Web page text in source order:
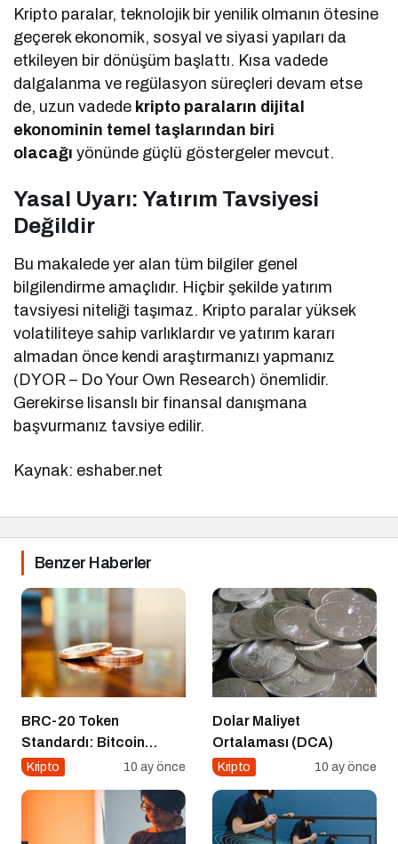
Kripto paralar, teknolojik bir yenilik olmanın ötesine
geçerek ekonomik, sosyal ve siyasi yapıları da
etkileyen bir dönüşüm başlattı. Kısa vadede
dalgalanma ve regülasyon süreçleri devam etse
de, uzun vadede kripto paraların dijital
ekonominin temel taşlarından biri
olacağı yönünde güçlü göstergeler mevcut.
Yasal Uyarı: Yatırım Tavsiyesi
Değildir
Bu makalede yer alan tüm bilgiler genel
bilgilendirme amaçlıdır. Hiçbir şekilde yatırım
tavsiyesi niteliği taşımaz. Kripto paralar yüksek
volatiliteye sahip varlıklardır ve yatırım kararı
almadan önce kendi araştırmanızı yapmanız
(DYOR – Do Your Own Research) önemlidir.
Gerekirse lisanslı bir finansal danışmana
başvurmanız tavsiye edilir.
Kaynak: eshaber.net
Benzer Haberler
BRC-20 Token
Standardı: Bitcoin
Üzerindeki Deneysel
Kripto 10 ay önce
Dolar Maliyet
Ortalaması (DCA)
Kripto 10 ay önce